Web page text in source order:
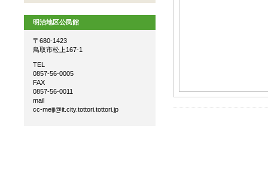
明治地区公民館
〒680-1423
鳥取市松上167-1
TEL
0857-56-0005
FAX
0857-56-0011
mail
cc-meiji@it.city.tottori.tottori.jp